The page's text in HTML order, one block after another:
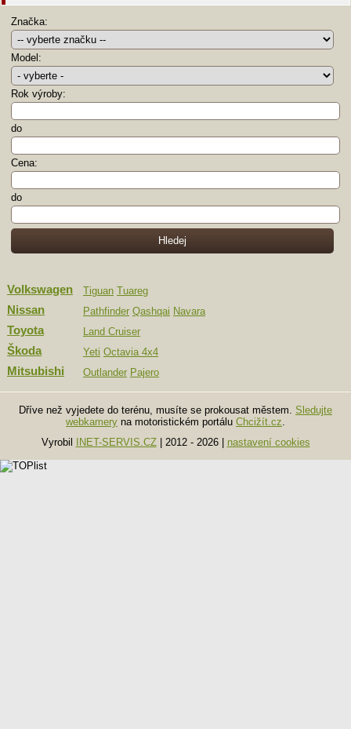
Značka:
Model:
Rok výroby:
do
Cena:
do
Volkswagen Tiguan Tuareg
Nissan Pathfinder Qashqai Navara
Toyota Land Cruiser
Škoda Yeti Octavia 4x4
Mitsubishi Outlander Pajero
Dříve než vyjedete do terénu, musíte se prokousat městem. Sledujte
webkamery na motoristickém portálu Chcižít.cz.
Vyrobil
INET-SERVIS.CZ| 2012 - 2026| nastavení cookies